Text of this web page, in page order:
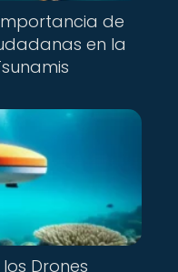
de
en la
Drones